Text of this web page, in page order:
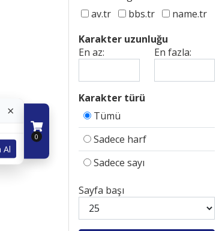
av.tr
bbs.tr
name.tr
Karakter uzunluğu
En az:
En fazla:
Karakter türü
Tümü
Sadece harf
Sadece sayı
Sayfa başı
0
×
Al